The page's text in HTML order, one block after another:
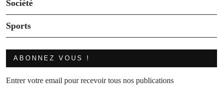
Société
Sports
ABONNEZ VOUS !
Entrer votre email pour recevoir tous nos publications